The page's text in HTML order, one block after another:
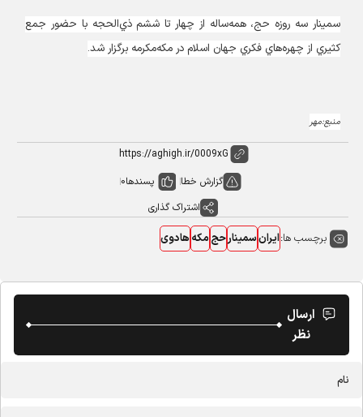
سمينار سه روزه حج، همه‌ساله از چهار تا ششم ذي‌الحجه با حضور جمع
كثيري از چهره‌هاي فكري جهان اسلام در مكه‌مكرمه برگزار شد.
منبع:مهر
گزارش خطا پسندها0
اشتراک گذاری
برچسب ها:ایرانسمینارحجمکههادوی
ارسال
نظر